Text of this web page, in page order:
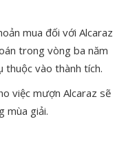
mua đối với Alcaraz
trong vòng ba năm
thuộc vào thành tích.
việc mượn Alcaraz sẽ
mùa giải.